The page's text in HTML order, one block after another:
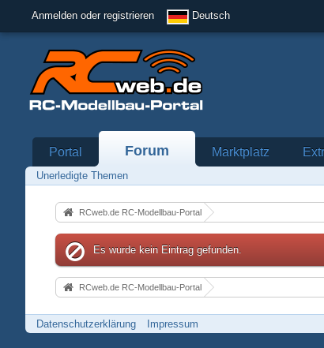
Anmelden oder registrieren Deutsch
Portal Forum Marktplatz
Unerledigte Themen
RCweb.de RC-Modellbau-Portal
Es wurde kein Eintrag gefunden.
RCweb.de RC-Modellbau-Portal
Datenschutzerklärung Impressum